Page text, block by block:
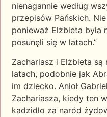
nienagannie według
przepisów Pańskich.
ponieważ Elżbieta była
posunęli się w latach.”
Zachariasz i Elżbieta są
latach, podobnie jak
im dziecko. Anioł
Zachariasza, kiedy ten
kadzidło za naród